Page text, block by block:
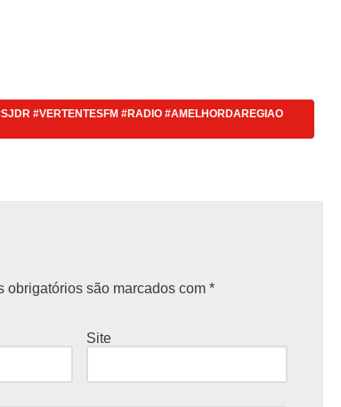
#VERTENTESFM #RADIO #AMELHORDAREGIAO
obrigatórios são marcados com *
Site